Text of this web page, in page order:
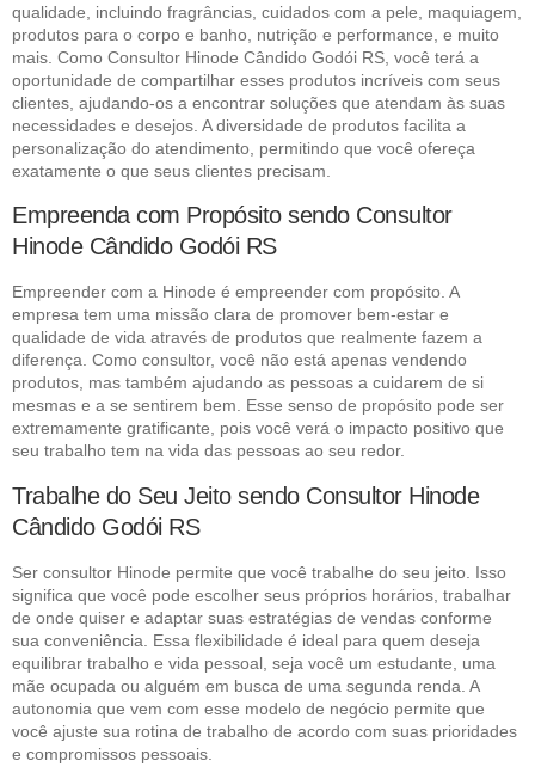
qualidade, incluindo fragrâncias, cuidados com a pele, maquiagem,
produtos para o corpo e banho, nutrição e performance, e muito
mais. Como Consultor Hinode Cândido Godói RS, você terá a
oportunidade de compartilhar esses produtos incríveis com seus
clientes, ajudando-os a encontrar soluções que atendam às suas
necessidades e desejos. A diversidade de produtos facilita a
personalização do atendimento, permitindo que você ofereça
exatamente o que seus clientes precisam.
Empreenda com Propósito sendo Consultor
Hinode Cândido Godói RS
Empreender com a Hinode é empreender com propósito. A
empresa tem uma missão clara de promover bem-estar e
qualidade de vida através de produtos que realmente fazem a
diferença. Como consultor, você não está apenas vendendo
produtos, mas também ajudando as pessoas a cuidarem de si
mesmas e a se sentirem bem. Esse senso de propósito pode ser
extremamente gratificante, pois você verá o impacto positivo que
seu trabalho tem na vida das pessoas ao seu redor.
Trabalhe do Seu Jeito sendo Consultor Hinode
Cândido Godói RS
Ser consultor Hinode permite que você trabalhe do seu jeito. Isso
significa que você pode escolher seus próprios horários, trabalhar
de onde quiser e adaptar suas estratégias de vendas conforme
sua conveniência. Essa flexibilidade é ideal para quem deseja
equilibrar trabalho e vida pessoal, seja você um estudante, uma
mãe ocupada ou alguém em busca de uma segunda renda. A
autonomia que vem com esse modelo de negócio permite que
você ajuste sua rotina de trabalho de acordo com suas prioridades
e compromissos pessoais.